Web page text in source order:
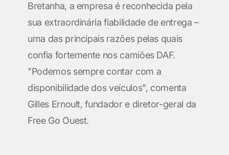
Bretanha, a empresa é reconhecida pela
sua extraordinária fiabilidade de entrega –
uma das principais razões pelas quais
confia fortemente nos camiões DAF.
"Podemos sempre contar com a
disponibilidade dos veículos", comenta
Gilles Ernoult, fundador e diretor-geral da
Free Go Ouest.